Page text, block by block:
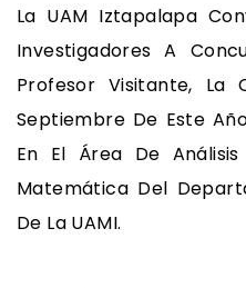
La UAM Iztapalapa
Investigadores A
Profesor Visitante, La
Septiembre De Este
En El Área De
Matemática Del
De La UAMI.